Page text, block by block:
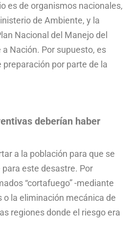
es de organismos nacionales,
de Ambiente, y la
Nacional del Manejo del
Nación. Por supuesto, es
por parte de la
deberían haber
a la población para que se
este desastre. Por
“cortafuego” -mediante
o la eliminación mecánica de
regiones donde el riesgo era